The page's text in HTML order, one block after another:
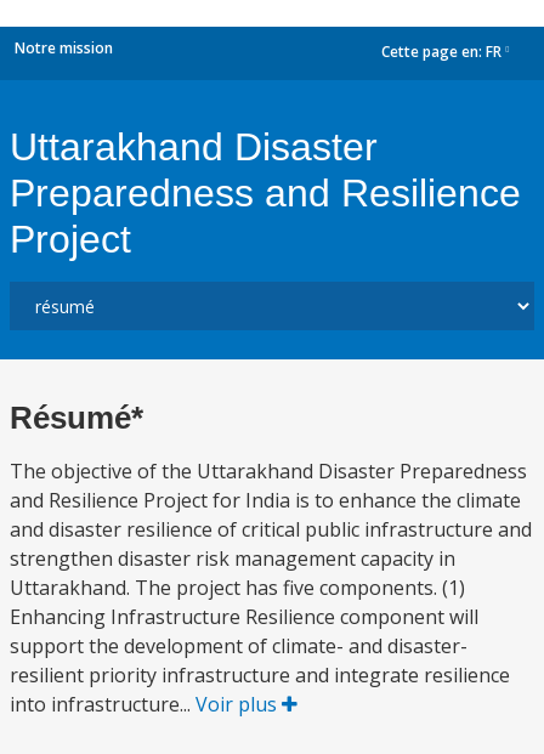
Notre mission Cette page en: FR
Uttarakhand Disaster
Preparedness and Resilience
Project
Résumé*
The objective of the Uttarakhand Disaster Preparedness
and Resilience Project for India is to enhance the climate
and disaster resilience of critical public infrastructure and
strengthen disaster risk management capacity in
Uttarakhand. The project has five components. (1)
Enhancing Infrastructure Resilience component will
support the development of climate- and disaster-
resilient priority infrastructure and integrate resilience
into infrastructure... Voir plus